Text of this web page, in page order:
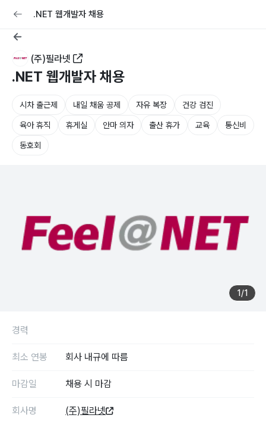
교육 커리어
.NET 웹개발자 채용
(주)필라넷
.NET 웹개발자 채용
시차 출근제 내일 채움 공제 자유 복장 건강 검진
육아 휴직 휴게실 안마 의자 출산 휴가 교육 통신비
동호회
1 /1
경력
최소 연봉 회사 내규에 따름
마감일 채용 시 마감
회사명 (주)필라넷